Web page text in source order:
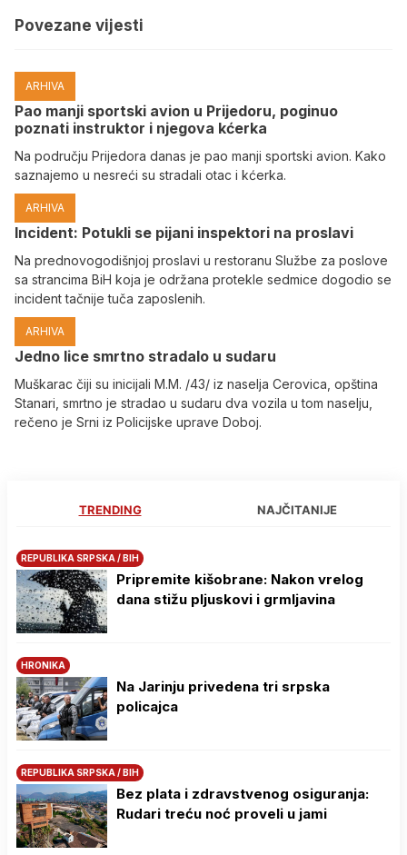
Povezane vijesti
ARHIVA
Pao manji sportski avion u Prijedoru, poginuo
poznati instruktor i njegova kćerka
Na području Prijedora danas je pao manji sportski avion. Kako
saznajemo u nesreći su stradali otac i kćerka.
ARHIVA
Incident: Potukli se pijani inspektori na proslavi
Na prednovogodišnjoj proslavi u restoranu Službe za poslove
sa strancima BiH koja je održana protekle sedmice dogodio se
incident tačnije tuča zaposlenih.
ARHIVA
Јedno lice smrtno stradalo u sudaru
Muškarac čiji su inicijali M.M. /43/ iz naselja Cerovica, opština
Stanari, smrtno je stradao u sudaru dva vozila u tom naselju,
rečeno je Srni iz Policijske uprave Doboj.
TRENDING NAJČITANIJE
REPUBLIKA SRPSKA / BIH
Pripremite kišobrane: Nakon vrelog
dana stižu pljuskovi i grmljavina
HRONIKA
Na Јarinju privedena tri srpska
policajca
REPUBLIKA SRPSKA / BIH
Bez plata i zdravstvenog osiguranja:
Rudari treću noć proveli u jami